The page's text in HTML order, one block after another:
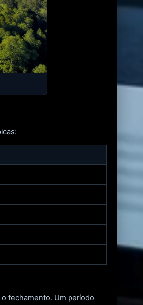
fechamento. Um período